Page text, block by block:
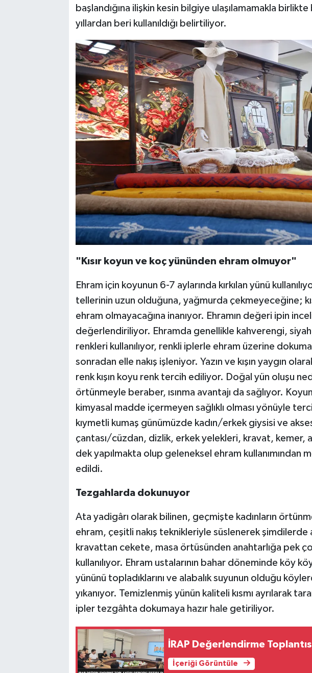
başlandığına ilişkin kesin bilgiye ulaşılamamakla
yıllardan beri kullanıldığı belirtiliyor.
"Kısır koyun ve koç yününden ehram olmuyor"
Ehram için koyunun 6-7 aylarında kırkılan yünü
tellerinin uzun olduğuna, yağmurda çekmeyeceğine;
ehram olmayacağına inanıyor. Ehramın değeri ipin
değerlendiriliyor. Ehramda genellikle kahverengi,
renkleri kullanılıyor, renkli iplerle ehram üzerine
sonradan elle nakış işleniyor. Yazın ve kışın yaygın
renk kışın koyu renk tercih ediliyor. Doğal yün oluşu
örtünmeyle beraber, ısınma avantajı da sağlıyor.
kimyasal madde içermeyen sağlıklı olması yönüyle
kıymetli kumaş günümüzde kadın/erkek giysisi ve
çantası/cüzdan, dizlik, erkek yelekleri, kravat, kemer,
dek yapılmakta olup geleneksel ehram kullanımından
edildi.
Tezgahlarda dokunuyor
Ata yadigârı olarak bilinen, geçmişte kadınların
ehram, çeşitli nakış teknikleriyle süslenerek şimdilerde
kravattan cekete, masa örtüsünden anahtarlığa pek
kullanılıyor. Ehram ustalarının bahar döneminde köy
yününü topladıklarını ve alabalık suyunun olduğu
yıkanıyor. Temizlenmiş yünün kaliteli kısmı ayrılarak
ipler tezgâhta dokumaya hazır hale getiriliyor.
İRAP Değerlendirme
İçeriği Görüntüle